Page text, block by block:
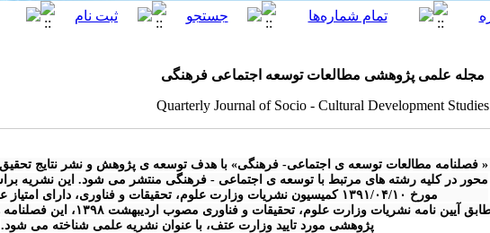
مجله علمی پژوهشی مطالعات توسعه اجتماعی فرهنگی
Quarterly Journal of Socio - Cultural Development Studies
پژوهشی مورد تایید وزارت عتف، با عنوان نشریه علمی شناخته می شود.